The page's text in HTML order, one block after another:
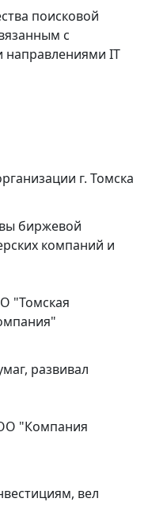
поисковой
с
IT
г. Томска
биржевой
компаний и
"Томская
развивал
"Компания
вел